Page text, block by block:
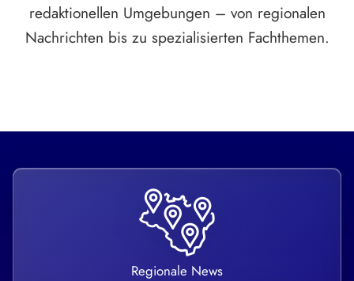
redaktionellen Umgebungen – von regionalen
Nachrichten bis zu spezialisierten Fachthemen.
Regionale News